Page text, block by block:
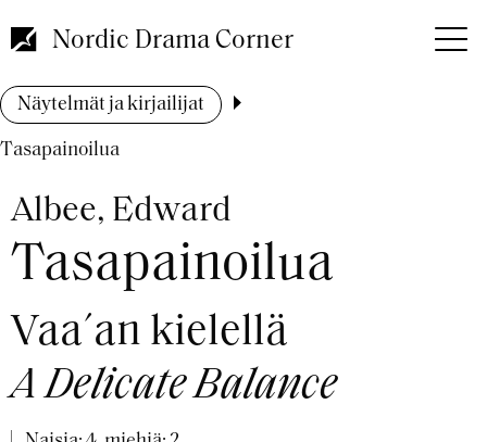
pääsisältöön
Nordic Drama Corner
Murupolku
Näytelmät ja kirjailijat
Tasapainoilua
Albee, Edward
Tasapainoilua
Vaa´an kielellä
A Delicate Balance